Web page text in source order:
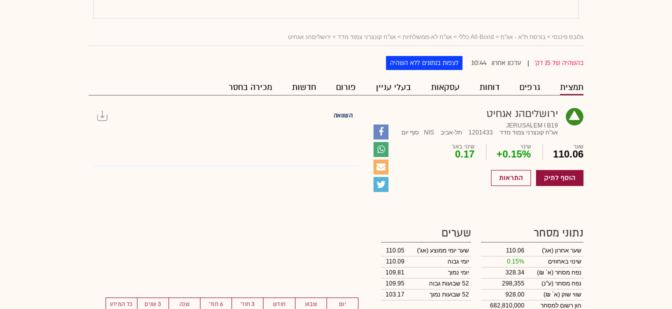
גלובס פיננסי > בורסת ת"א - אג"ח > All-Bond כללי > אג"ח לא-ממשלתיות > אג"ח קונצרני צמוד מדד > ירושליםהנ אגחיט
בהשהיה של 15 דק' עדכון אחרון 10:44 לצפות בנתונים ללא השהיה
תמצית גרפים דוחות עסקאות בעלי עניין פורום חדשות מכירה בחסר
ירושליםהנ אגחיט
JERUSALEM I B19
אג"ח קונצרני צמוד מדד
1201433 תל-אביב NIS סוף יום
שער
110.06
שינוי
+0.15%
שינוי באג'
0.17
הוסף לתיק התראות
השוואה
יום שבוע חודש 3 חוד' 6 חוד' שנה 3 שנים כל המידע
נתוני מסחר
שער אחרון (אג')
110.06
שינוי באחוזים
0.15%
נפח מסחר (א` ₪)
328.34
נפח מסחר (ע"נ)
298,355
שווי שוק (א` ₪)
928.00
הון רשום למסחר
682,810,000
שערים
שער יומי ממוצע (אג')
110.05
יומי גבוה
110.09
יומי נמוך
109.81
52 שבועות גבוה
109.95
52 שבועות נמוך
103.17